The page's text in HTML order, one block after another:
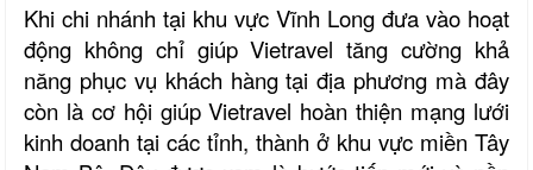
Khi chi nhánh tại khu vực Vĩnh Long đưa vào hoạt
động không chỉ giúp Vietravel tăng cường khả
năng phục vụ khách hàng tại địa phương mà đây
còn là cơ hội giúp Vietravel hoàn thiện mạng lưới
kinh doanh tại các tỉnh, thành ở khu vực miền Tây